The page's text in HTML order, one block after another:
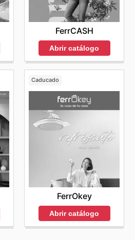
FerrCASH
Abrir catálogo
Caducado
FerrOkey
Abrir catálogo